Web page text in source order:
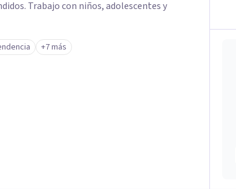
Trabajo con niños, adolescentes y
+7 más